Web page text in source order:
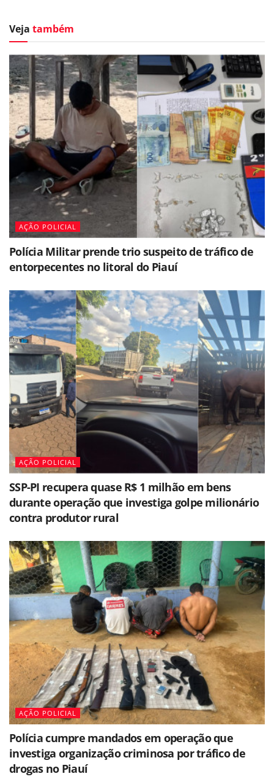
Veja também
AÇÃO POLICIAL
Polícia Militar prende trio suspeito de tráfico de
entorpecentes no litoral do Piauí
AÇÃO POLICIAL
SSP-PI recupera quase R$ 1 milhão em bens
durante operação que investiga golpe milionário
contra produtor rural
AÇÃO POLICIAL
Polícia cumpre mandados em operação que
investiga organização criminosa por tráfico de
drogas no Piauí